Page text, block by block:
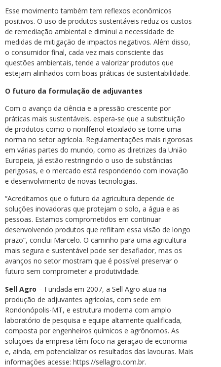
Esse movimento também tem reflexos econômicos
positivos. O uso de produtos sustentáveis reduz os custos
de remediação ambiental e diminui a necessidade de
medidas de mitigação de impactos negativos. Além disso,
o consumidor final, cada vez mais consciente das
questões ambientais, tende a valorizar produtos que
estejam alinhados com boas práticas de sustentabilidade.
O futuro da formulação de adjuvantes
Com o avanço da ciência e a pressão crescente por
práticas mais sustentáveis, espera-se que a substituição
de produtos como o nonilfenol etoxilado se torne uma
norma no setor agrícola. Regulamentações mais rigorosas
em várias partes do mundo, como as diretrizes da União
Europeia, já estão restringindo o uso de substâncias
perigosas, e o mercado está respondendo com inovação
e desenvolvimento de novas tecnologias.
“Acreditamos que o futuro da agricultura depende de
soluções inovadoras que protejam o solo, a água e as
pessoas. Estamos comprometidos em continuar
desenvolvendo produtos que reflitam essa visão de longo
prazo”, conclui Marcelo. O caminho para uma agricultura
mais segura e sustentável pode ser desafiador, mas os
avanços no setor mostram que é possível preservar o
futuro sem comprometer a produtividade.
Sell Agro – Fundada em 2007, a Sell Agro atua na
produção de adjuvantes agrícolas, com sede em
Rondonópolis-MT, e estrutura moderna com amplo
laboratório de pesquisa e equipe altamente qualificada,
composta por engenheiros químicos e agrônomos. As
soluções da empresa têm foco na geração de economia
e, ainda, em potencializar os resultados das lavouras. Mais
informações acesse: https://sellagro.com.br.